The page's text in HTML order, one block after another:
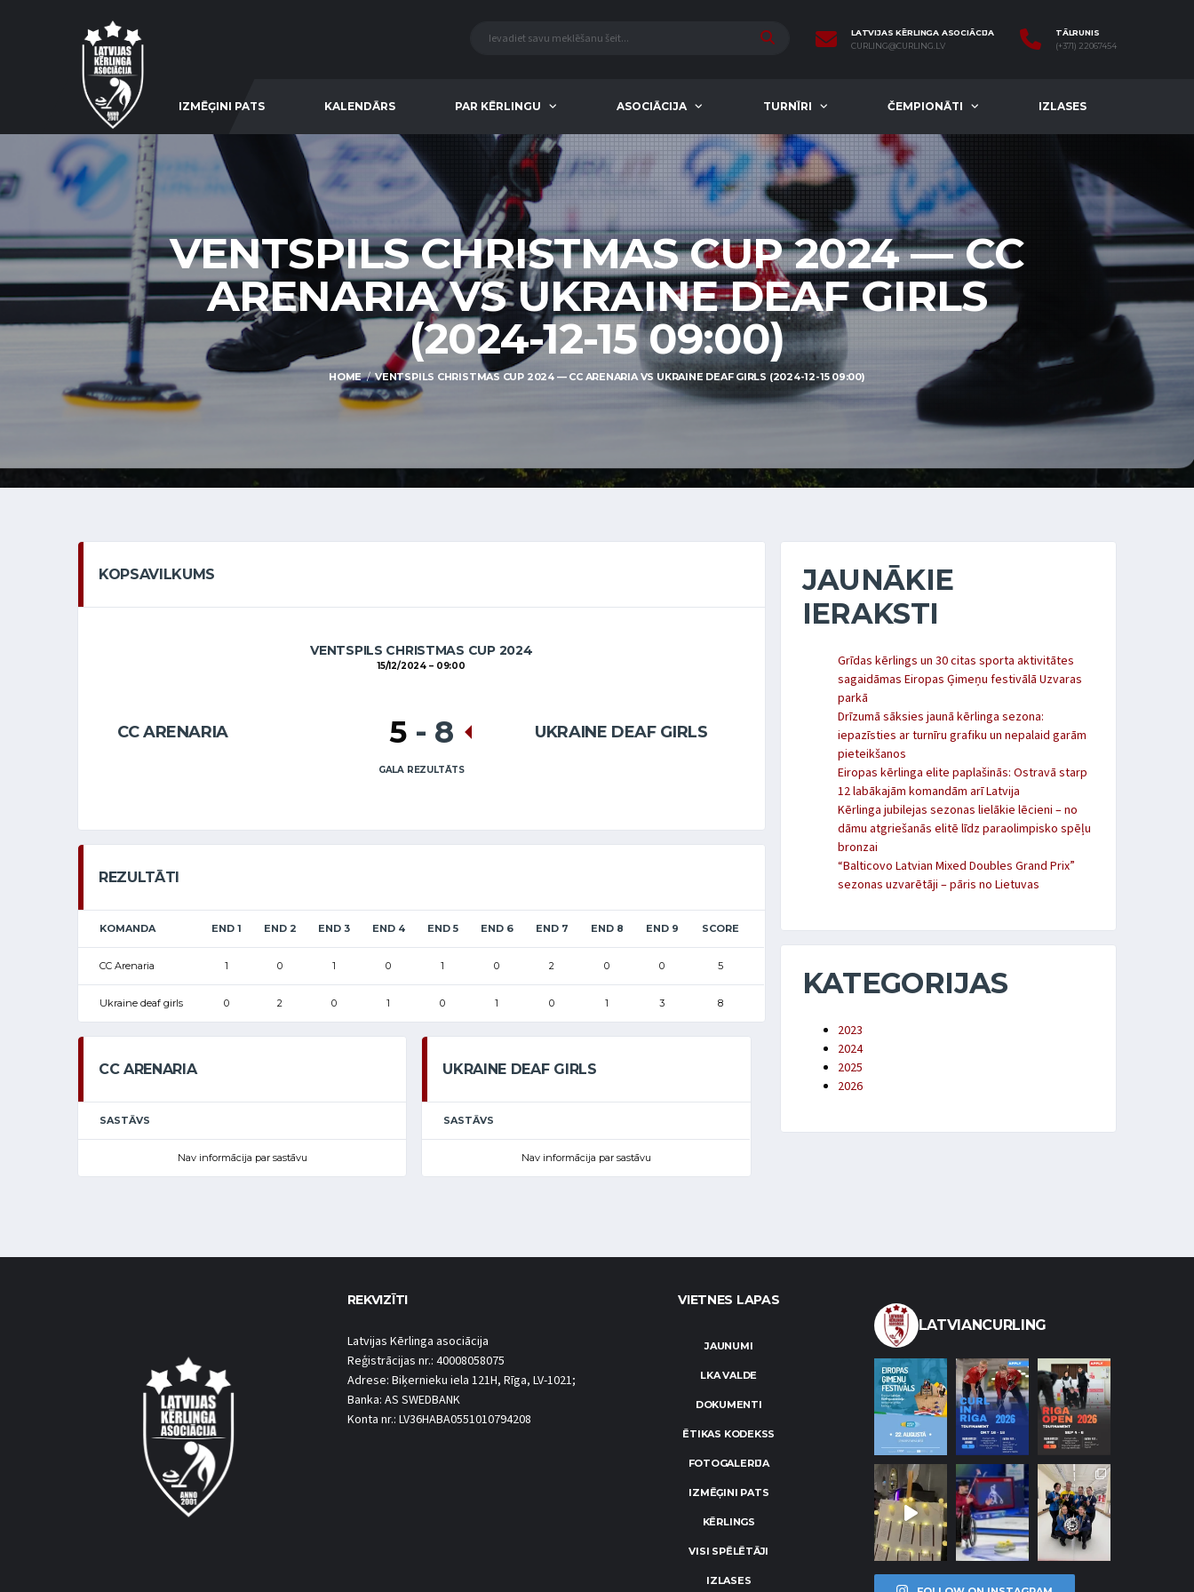
LATVIJAS KĒRLINGA ASOCIĀCIJA
CURLING@CURLING.LV
TĀLRUNIS
(+371) 22067454
IZMĒĢINI PATS KALENDĀRS PAR KĒRLINGU ASOCIĀCIJA TURNĪRI ČEMPIONĀTI IZLASES
VENTSPILS CHRISTMAS CUP 2024 — CC
ARENARIA VS UKRAINE DEAF GIRLS
(2024-12-15 09:00)
HOME VENTSPILS CHRISTMAS CUP 2024 — CC ARENARIA VS UKRAINE DEAF GIRLS (2024-12-15 09:00)
KOPSAVILKUMS
VENTSPILS CHRISTMAS CUP 2024
15/12/2024 09:00
CC ARENARIA UKRAINE DEAF GIRLS
5 - 8
GALA REZULTĀTS
REZULTĀTI
KOMANDA END 1 END 2 END 3 END 4 END 5 END 6 END 7 END 8 END 9 SCORE
CC Arenaria 1 0 1 0 1 0 2 0 0 5
Ukraine deaf girls 0 2 0 1 0 1 0 1 3 8
CC ARENARIA
SASTĀVS
Nav informācija par sastāvu
UKRAINE DEAF GIRLS
SASTĀVS
Nav informācija par sastāvu
JAUNĀKIE
IERAKSTI
Grīdas kērlings un 30 citas sporta aktivitātes
sagaidāmas Eiropas Ģimeņu festivālā Uzvaras
parkā
Drīzumā sāksies jaunā kērlinga sezona:
iepazīsties ar turnīru grafiku un nepalaid garām
pieteikšanos
Eiropas kērlinga elite paplašinās: Ostravā starp
12 labākajām komandām arī Latvija
Kērlinga jubilejas sezonas lielākie lēcieni – no
dāmu atgriešanās elitē līdz paraolimpisko spēļu
bronzai
“Balticovo Latvian Mixed Doubles Grand Prix”
sezonas uzvarētāji – pāris no Lietuvas
KATEGORIJAS
2023
2024
2025
2026
REKVIZĪTI
Latvijas Kērlinga asociācija
Reģistrācijas nr.: 40008058075
Adrese: Biķernieku iela 121H, Rīga, LV-1021;
Banka: AS SWEDBANK
Konta nr.: LV36HABA0551010794208
VIETNES LAPAS
JAUNUMI
LKA VALDE
DOKUMENTI
ĒTIKAS KODEKSS
FOTOGALERIJA
IZMĒĢINI PATS
KĒRLINGS
VISI SPĒLĒTĀJI
IZLASES
LATVIANCURLING